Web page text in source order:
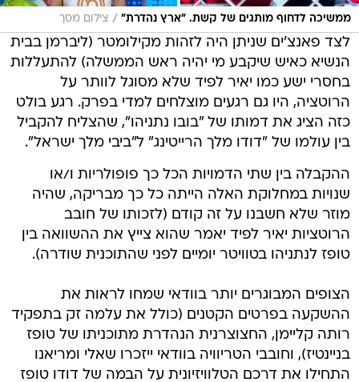
ממשיכה לדחוף מותגים של קשת. "ארץ נהדרת" / צילום מסך
לצד פאנצ'ים שניתן היה לזהות מקילומטר (ליברמן בבית
הנשיא כאיש שיקבע מי יהיה ראש הממשלה) להתעללות
בחסרי ישע כמו יאיר לפיד שלא מסוגל לוותר על
הרוטציה, היו גם רגעים מוצלחים למדי בפרק. רגע בולט
כזה הציג את דמותו של "בובו נתניהו", שהצליח להקביל
בין עולמו של "דודו מלך הרייטינג" ל"ביבי מלך ישראל".
ההקבלה בין שתי הדמויות הכל כך פופולריות ו/או
שנויות במחלוקת האלה הייתה כל כך מבריקה, שהיה
מוזר שלא חשבנו על זה קודם (לזכותו של חובב
הרוטציות יאיר לפיד יאמר שהוא צייץ את ההשוואה בין
טופז לנתניהו בטוויטר יומיים לפני שהתוכנית שודרה).
הצופים המבוגרים יותר בוודאי שמחו לראות את
ההשקעה בפרטים הקטנים (כולל את עלמה זק בתפקיד
רותה קליימן, החצוצרנית הנהדרת מתוכניתו של טופז
בניינטיז), וחובבי הטריוויה בוודאי ייזכרו שאלי ומריאנו
התחילו את דרכם הטלוויזיונית על הבמה של דודו טופז